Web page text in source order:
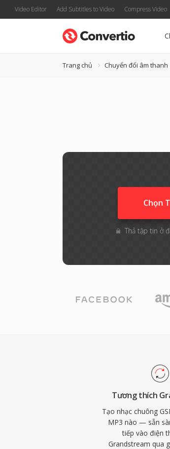
Video Editor Add Subtitles to Video Compress Video
Trang chủ Chuyển đổi âm thanh
Chọn
Thả tập tin ở
Tương thích
Tạo nhạc chuông
MP3 nào — sẵn
tiếp vào điện
Grandstream qua